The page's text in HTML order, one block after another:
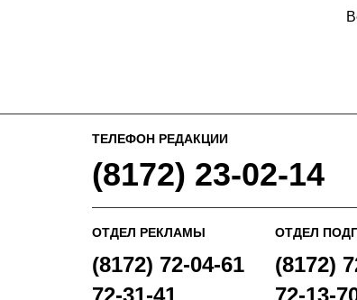
ТЕЛЕФОН РЕДАКЦИИ
(8172) 23-02-14
ОТДЕЛ РЕКЛАМЫ
(8172) 72-04-61
ОТДЕЛ
(8172)